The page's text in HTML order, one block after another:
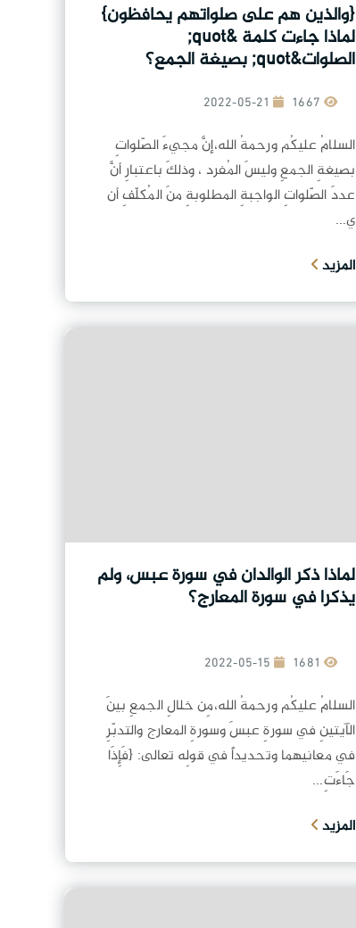
{والذين هم على صلواتهم يحافظون}
لماذا جاءت كلمة &quot;
الصلوات&quot; بصيغة الجمع؟
2022-05-21
السلامُ عليكُم ورحمةُ الله،إنَّ مجيءَ الصّلواتِ
بصيغةِ الجمعِ وليسَ المُفرد ، وذلكَ باعتبارِ أنَّ
عددَ الصّلواتِ الواجبةِ المطلوبةِ منَ المُكلّفِ أن
ي...
المزيد
لماذا ذكر الوالدان في سورة عبس، ولم
يذكرا في سورة المعارج؟
2022-05-15
السلامُ عليكُم ورحمةُ الله،مِن خلالِ الجمعِ بينَ
الآيتينِ في سورةِ عبسَ وسورةِ المعارج والتدبّرِ
في معانيهما وتحديداً في قولِه تعالى: {فَإِذَا
جَاءَتِ...
المزيد